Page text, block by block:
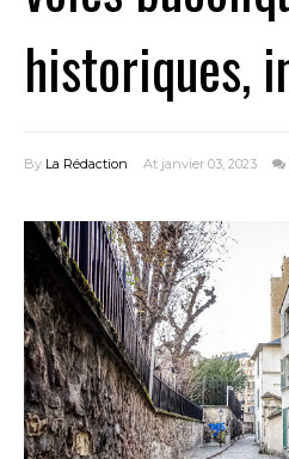
historiques,
By La Rédaction At janvier 03, 2023